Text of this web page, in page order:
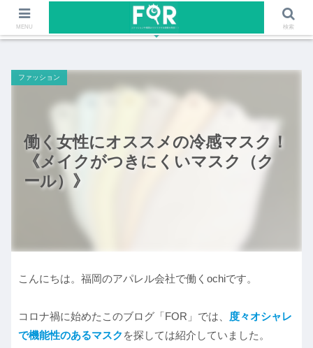
ファッションや福岡のワクワクする情報を発信！！
働く女性にオススメの冷感マスク！
《メイクがつきにくいマスク（ク
ール）》
ファッション
こんにちは。福岡のアパレル会社で働くochiです。
コロナ禍に始めたこのブログ「FOR」では、
度々オシャレ
で機能性のあるマスク を探しては紹介していました。
MENU 検索